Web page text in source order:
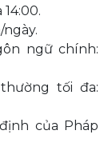
ngữ chính:
tối đa:
của Pháp